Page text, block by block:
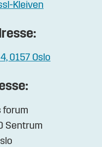
Kleiven
0157 Oslo
forum
Sentrum